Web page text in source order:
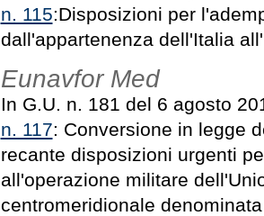
n. 115:Disposizioni per
dall'appartenenza dell'Italia
Eunavfor Med
In G.U. n. 181 del 6 agosto
n. 117: Conversione in legge
recante disposizioni urgenti
all'operazione militare
centromeridionale